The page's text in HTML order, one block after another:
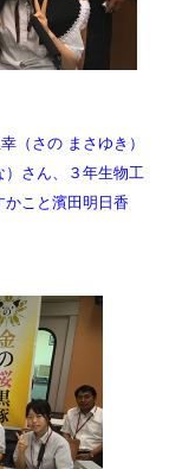
（さの まさゆき）
さん、３年生物工
こと濱田明日香